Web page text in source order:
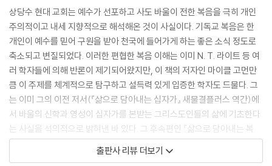
믿음 혹은 신실함에 있기보다는 피스티스 크리스투(pistis Christou)
-“그리스도의 믿음”-라는 그리스어 구문에 의해 표현된 대로 메시아의 신
실하심에 있다고 믿는다. 비록 이 해석에 반론을 제기하는 일부 학자가 여
전히 남아 있지만, 이 해석은 상당한 지지를 얻었고, 지금도 지속적으로 지
지를 받고 있다. 바울에게 있어 메시아의 신실하심은 그의 인성과 신성(후
대의 신학적 범주를 사용하여)이 서로 교차하는 지점이다. 한편으로는 로
마서 3장을 주해하면서 N. T. 라이트가 언급했듯이 “메시아의 신실하심은
하나님의 언약적 신실하심의 살아 있는 체현이다.” 다른 한편으로 우리는
그의 신실하심이 하나님과 올바른 관계를 맺어야 하는 이스라엘과 인류의
소명의 살아 있는 체현이라고도 말할 수 있다. 데살로니가전서는 바로 이
후자의 측면을 강조하고 있다.
상당수 현대 교회는 예수가 선포하고 사도 바울이 전한 복음을 극히 개인
주의적이고 내세 지향적으로 해석해온 것이 사실이다. 기독교 복음은 한
개인이 예수를 믿어 구원을 받아 천국에 들어가게 하는 좋은 소식 정도로
축소되고 변질되었다. 이러한 편협한 복음 이해는 이미 N. T. 라이트 등 여
러 학자들에 의해 반론이 제기되어왔지만, 이 책의 저자인 마이클 고먼만
큼 이 주제를 체계적으로 탐구하고 설득력 있게 입증한 학자도 드물다. 그
는 이미 그의 이전 저서(『삶으로 담아내는 십자가』 새물결플러스 역간)에
서 바울의 신학과 영성이 십자가를 본받는 그리스도인들의 삶에 기초한다
는 사실을 석의적으로 밝혀낸 바 있다. 그 후속편인 『삶으로 담아내는 복
음』은 사도 바울의 주요 서신을 차례대로 하나님의 선교의 관점에서 읽어
낸다. 본서의 핵심 주장은 분명하다. 1세기에 초기 기독교가 출현할 때부터
출판사 리뷰 더보기